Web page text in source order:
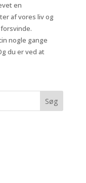
en
af vores liv og
nogle gange
du er ved at